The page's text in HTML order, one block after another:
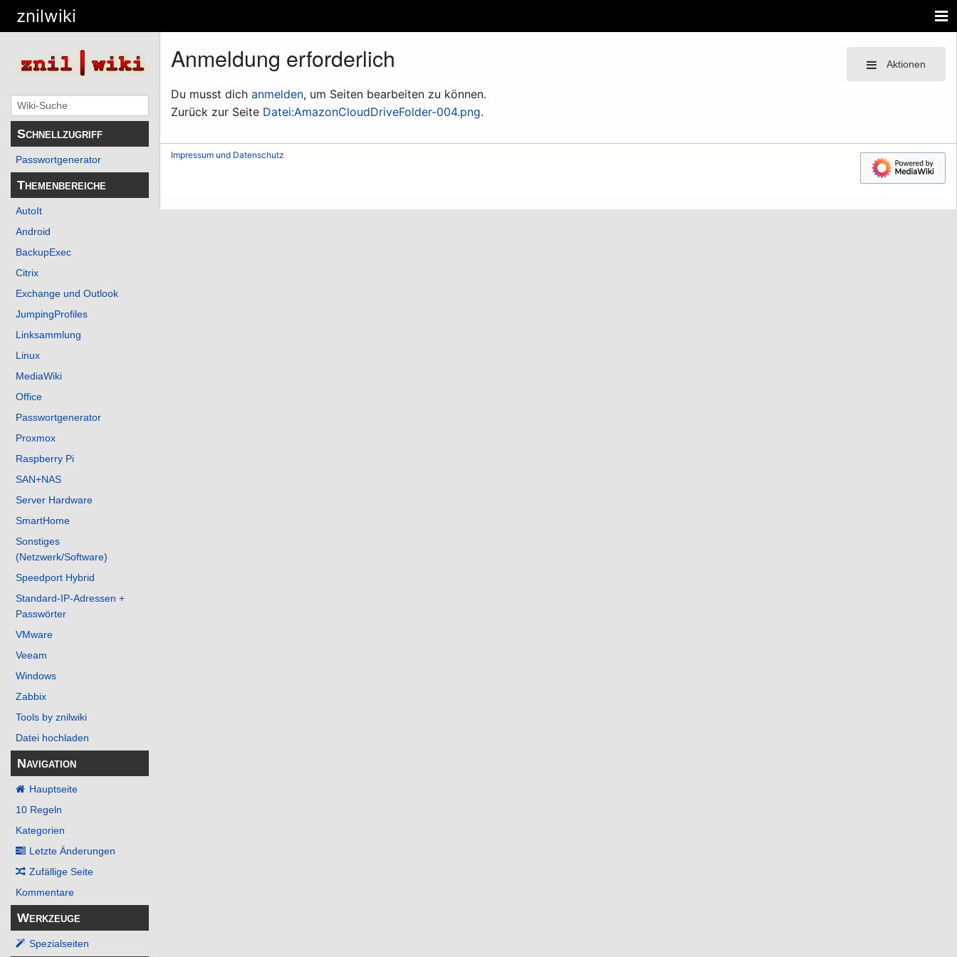
znilwiki
Schnellzugriff
Passwortgenerator
Themenbereiche
AutoIt
Android
BackupExec
Citrix
Exchange und Outlook
JumpingProfiles
Linksammlung
Linux
MediaWiki
Office
Passwortgenerator
Proxmox
Raspberry Pi
SAN+NAS
Server Hardware
SmartHome
Sonstiges
(Netzwerk/Software)
Speedport Hybrid
Standard-IP-Adressen +
Passwörter
VMware
Veeam
Windows
Zabbix
Tools by znilwiki
Datei hochladen
Navigation
Hauptseite
10 Regeln
Kategorien
Letzte Änderungen
Zufällige Seite
Kommentare
Werkzeuge
Spezialseiten
Aktionen
Anmeldung erforderlich
Du musst dichanmelden, um Seiten bearbeiten zu können.
Zurück zur Seite Datei:AmazonCloudDriveFolder-004.png.
Impressum und Datenschutz